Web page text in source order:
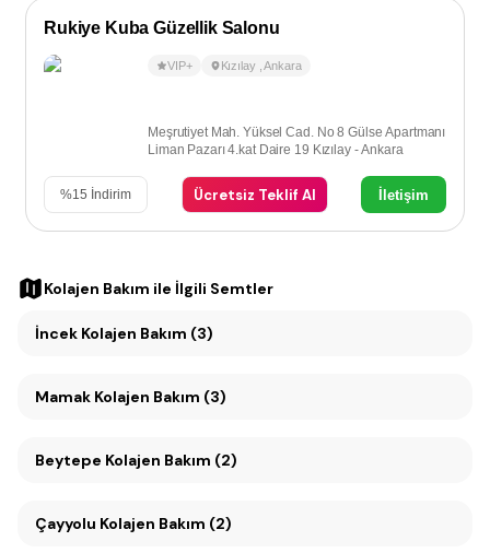
Rukiye Kuba Güzellik Salonu
VIP+ Kızılay ,Ankara
Meşrutiyet Mah. Yüksel Cad. No 8 Gülse Apartmanı
Liman Pazarı 4.kat Daire 19 Kızılay - Ankara
%15 İndirim Ücretsiz Teklif Al İletişim
Kolajen Bakım ile İlgili Semtler
İncek Kolajen Bakım (3)
Mamak Kolajen Bakım (3)
Beytepe Kolajen Bakım (2)
Çayyolu Kolajen Bakım (2)